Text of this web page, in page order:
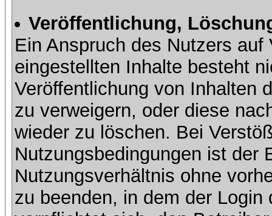
Veröffentlichung,
Ein Anspruch des Nutzers
eingestellten Inhalte besteht
Veröffentlichung von Inhalten
zu verweigern, oder diese
wieder zu löschen. Bei
Nutzungsbedingungen ist der
Nutzungsverhältnis ohne
zu beenden, in dem der